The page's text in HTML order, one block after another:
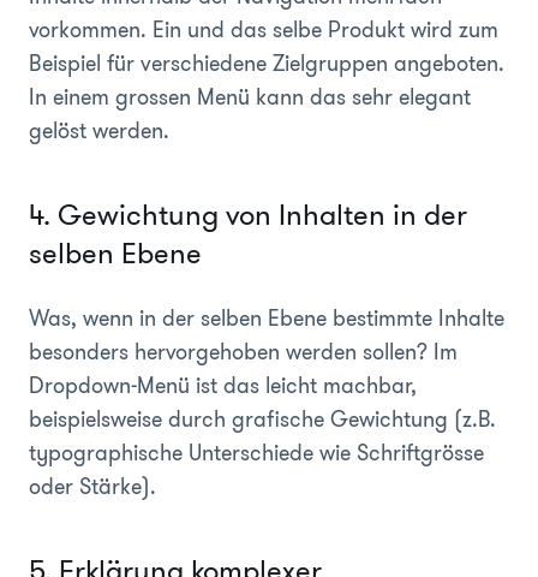
vorkommen. Ein und das selbe Produkt wird zum
Beispiel für verschiedene Zielgruppen angeboten.
In einem grossen Menü kann das sehr elegant
gelöst werden.
4. Gewichtung von Inhalten in der
selben Ebene
Was, wenn in der selben Ebene bestimmte Inhalte
besonders hervorgehoben werden sollen? Im
Dropdown-Menü ist das leicht machbar,
beispielsweise durch grafische Gewichtung (z.B.
typographische Unterschiede wie Schriftgrösse
oder Stärke).